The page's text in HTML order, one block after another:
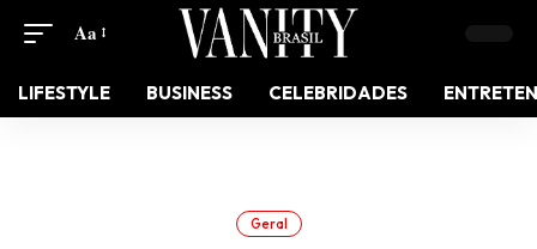
Aa
LIFESTYLE BUSINESS CELEBRIDADES
Geral